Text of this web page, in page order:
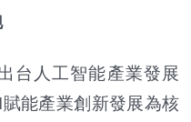
台人工智能產業發展
賦能產業創新發展為核